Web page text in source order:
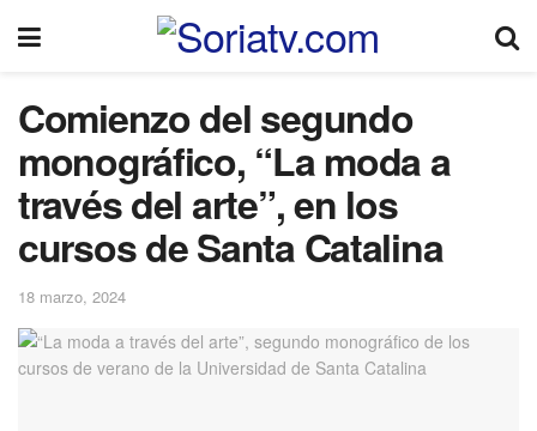
Comienzo del segundo
monográfico, “La moda a
través del arte”, en los
cursos de Santa Catalina
18 marzo, 2024